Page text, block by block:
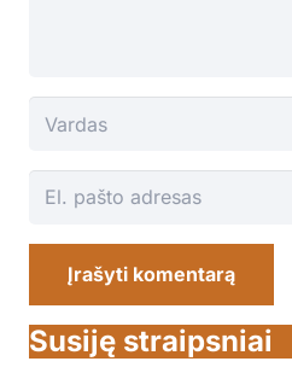
Įrašyti komentarą
Susiję straipsniai